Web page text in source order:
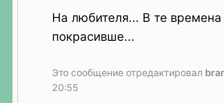
На любителя... В те
покрасивше...
Это сообщение отредактировал
20:55